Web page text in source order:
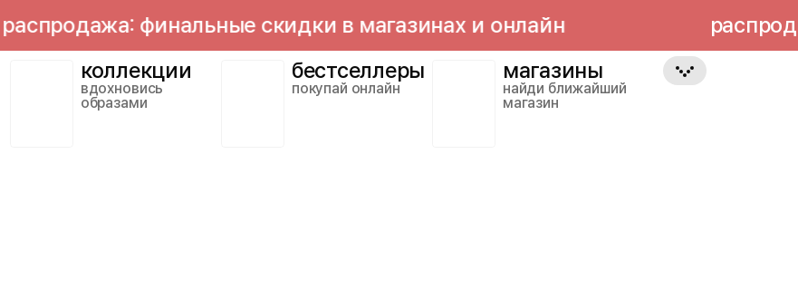
финальные скидки в магазинах и онлайн
коллекции
вдохновись
образами
бестселлеры
покупай онлайн
магазины
найди ближайший
магазин